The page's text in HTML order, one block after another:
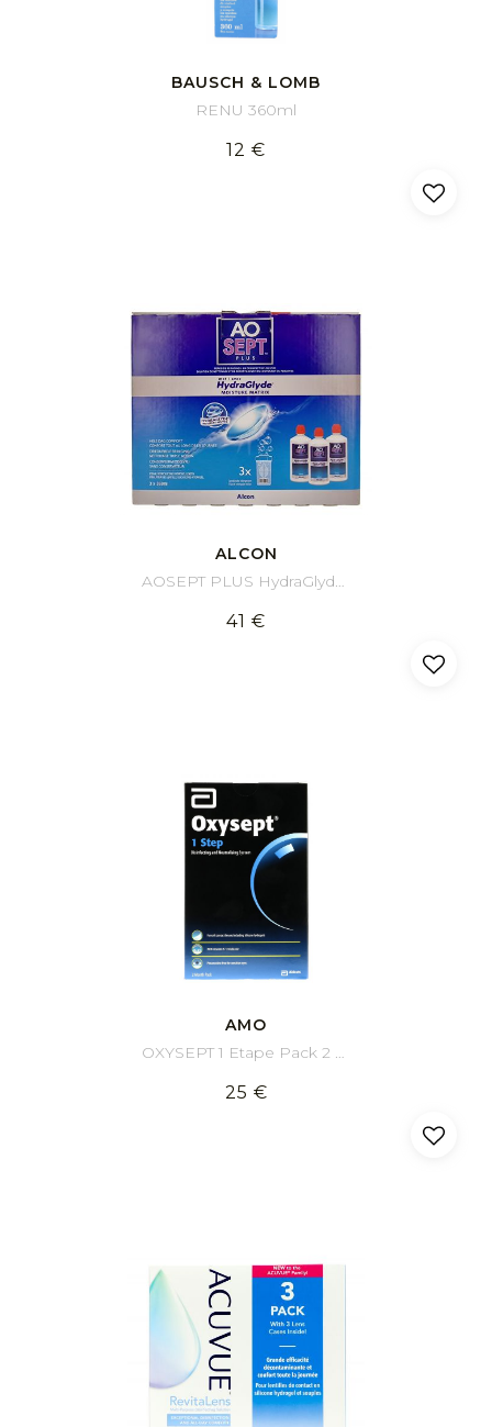
BAUSCH & LOMB
RENU 360ml
12 €
ALCON
AOSEPT PLUS HydraGlyde Coffret Eco 3 x 360 ml
41 €
AMO
OXYSEPT 1 Etape Pack 2 x 300 ml
25 €